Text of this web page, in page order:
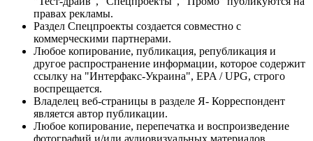
правах рекламы.
Раздел Спецпроекты создается совместно с
коммерческими партнерами.
Любое копирование, публикация, републикация и
другое распространение информации, которое содержит
ссылку на "Интерфакс-Украина", EPA / UPG, строго
воспрещается.
Владелец веб-страницы в разделе Я- Корреспондент
является автор публикации.
Любое копирование, перепечатка и воспроизведение
фотографий и/или аудиовизуальных материалов,